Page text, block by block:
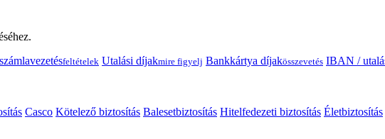
feltételek Utalási díjakmire figyelj Bankkártya díjakösszevetés IBAN /
Casco Kötelező biztosítás Balesetbiztosítás Hitelfedezeti biztosítás Életbiztosítás